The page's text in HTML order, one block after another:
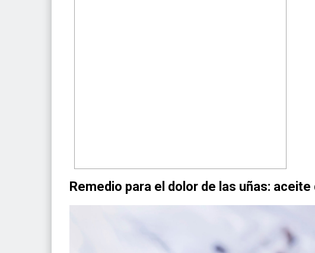
Remedio para el dolor de las uñas: